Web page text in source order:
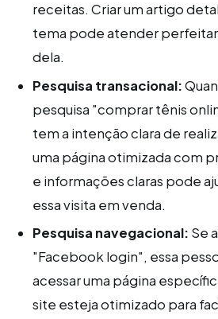
receitas. Criar um artigo
tema pode atender
dela.
Pesquisa transacional:
pesquisa "comprar tênis
tem a intenção clara de
uma página otimizada com
e informações claras pode
essa visita em venda.
Pesquisa navegacional: Se
"Facebook login", essa
acessar uma página
site esteja otimizado para